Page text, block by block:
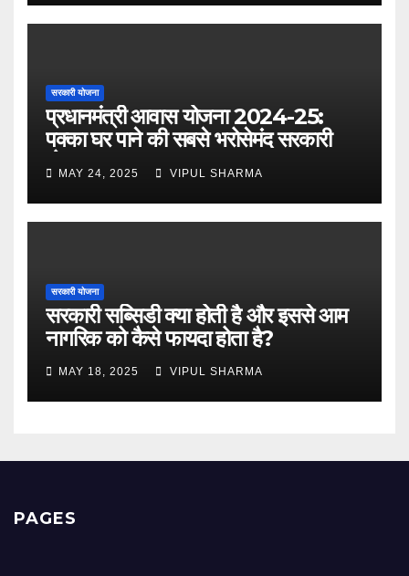
सरकारी योजना
प्रधानमंत्री आवास योजना 2024-25:
पक्का घर पाने की सबसे भरोसेमंद सरकारी
योजना
MAY 24, 2025 VIPUL SHARMA
सरकारी योजना
सरकारी सब्सिडी क्या होती है और इससे आम
नागरिक को कैसे फायदा होता है?
MAY 18, 2025 VIPUL SHARMA
PAGES